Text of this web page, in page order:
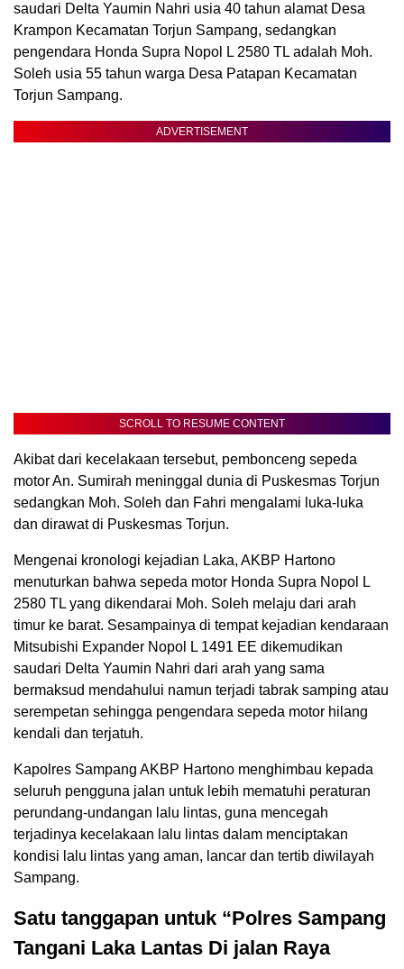
saudari Delta Yaumin Nahri usia 40 tahun alamat Desa
Krampon Kecamatan Torjun Sampang, sedangkan
pengendara Honda Supra Nopol L 2580 TL adalah Moh.
Soleh usia 55 tahun warga Desa Patapan Kecamatan
Torjun Sampang.
ADVERTISEMENT
SCROLL TO RESUME CONTENT
Akibat dari kecelakaan tersebut, pembonceng sepeda
motor An. Sumirah meninggal dunia di Puskesmas Torjun
sedangkan Moh. Soleh dan Fahri mengalami luka-luka
dan dirawat di Puskesmas Torjun.
Mengenai kronologi kejadian Laka, AKBP Hartono
menuturkan bahwa sepeda motor Honda Supra Nopol L
2580 TL yang dikendarai Moh. Soleh melaju dari arah
timur ke barat. Sesampainya di tempat kejadian kendaraan
Mitsubishi Expander Nopol L 1491 EE dikemudikan
saudari Delta Yaumin Nahri dari arah yang sama
bermaksud mendahului namun terjadi tabrak samping atau
serempetan sehingga pengendara sepeda motor hilang
kendali dan terjatuh.
Kapolres Sampang AKBP Hartono menghimbau kepada
seluruh pengguna jalan untuk lebih mematuhi peraturan
perundang-undangan lalu lintas, guna mencegah
terjadinya kecelakaan lalu lintas dalam menciptakan
kondisi lalu lintas yang aman, lancar dan tertib diwilayah
Sampang.
Satu tanggapan untuk “Polres Sampang
Tangani Laka Lantas Di jalan Raya